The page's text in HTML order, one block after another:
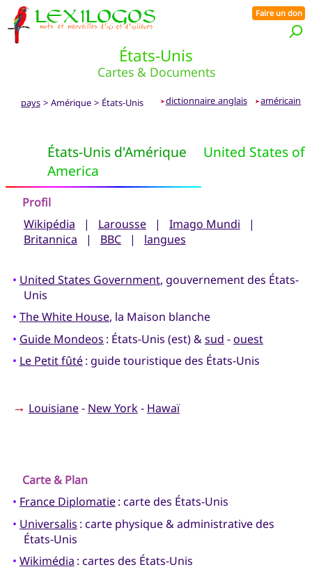
États-Unis
Cartes & Documents
Faire un don
pays> Amérique > États-Unis ➤ dictionnaire anglais ➤américain
États-Unis d'Amérique
United States of
America
Profil
Wikipédia | Larousse | Imago Mundi |
Britannica | BBC| langues
• United States Government, gouvernement des États-
Unis
• The White House, la Maison blanche
• Guide Mondeos : États-Unis (est) &sud -ouest
• Le Petit fûté: guide touristique des États-Unis
→ Louisiane- New York- Hawaï
Carte & Plan
• France Diplomatie: carte des États-Unis
• Universalis : carte physique & administrative des
États-Unis
• Wikimédia : cartes des États-Unis